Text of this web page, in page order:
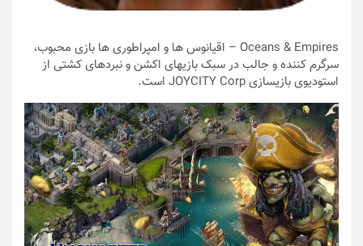
Oceans & Empires – اقیانوس ها و امپراطوری ها بازی محبوب،
سرگرم کننده و جالب در سبک بازیهای اکشن و نبردهای کشتی از
استودیوی بازیسازی JOYCITY Corp است.